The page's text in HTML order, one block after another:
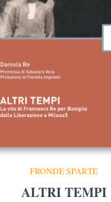
FRONDE SPARTE
ALTRI TEMPI